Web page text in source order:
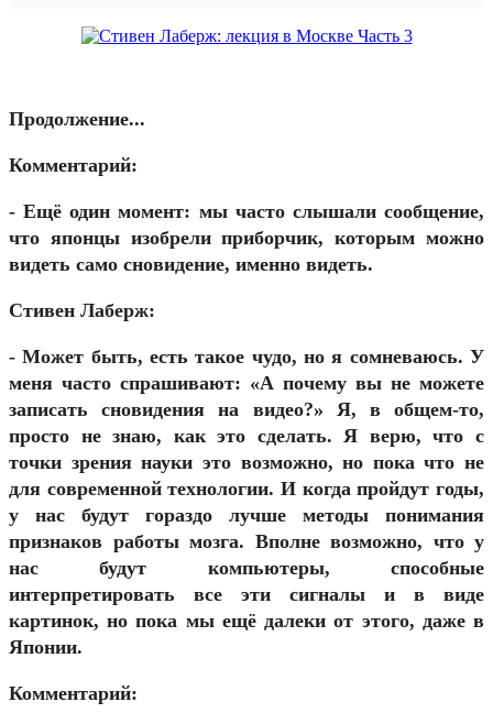
Продолжение...
Комментарий:
- Ещё один момент: мы часто слышали сообщение,
что японцы изобрели приборчик, которым можно
видеть само сновидение, именно видеть.
Стивен Лаберж:
- Может быть, есть такое чудо, но я сомневаюсь. У
меня часто спрашивают: «А почему вы не можете
записать сновидения на видео?» Я, в общем-то,
просто не знаю, как это сделать. Я верю, что с
точки зрения науки это возможно, но пока что не
для современной технологии. И когда пройдут годы,
у нас будут гораздо лучше методы понимания
признаков работы мозга. Вполне возможно, что у
нас будут компьютеры, способные
интерпретировать все эти сигналы и в виде
картинок, но пока мы ещё далеки от этого, даже в
Японии.
Комментарий: